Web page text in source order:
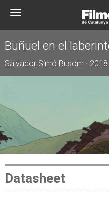
Toggle
Buñuel en el
Salvador Simó Busom · 2018
Datasheet